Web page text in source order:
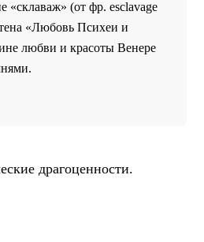
«склаваж» (от фр. еsclavage
«Любовь Психеи и
любви и красоты Венере
драгоценности.